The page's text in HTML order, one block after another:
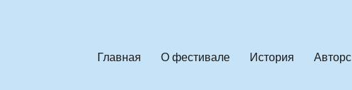
Главная О фестивале История